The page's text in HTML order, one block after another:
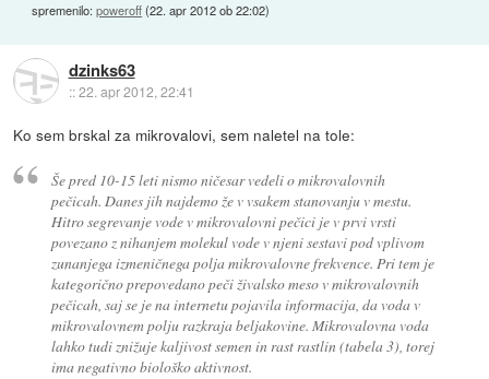
spremenilo:poweroff(22. apr 2012 ob 22:02)
dzinks63
::22. apr 2012, 22:41
Ko sem brskal za mikrovalovi, sem naletel na tole:
Še pred 10-15 leti nismo ničesar vedeli o mikrovalovnih
pečicah. Danes jih najdemo že v vsakem stanovanju v mestu.
Hitro segrevanje vode v mikrovalovni pečici je v prvi vrsti
povezano z nihanjem molekul vode v njeni sestavi pod vplivom
zunanjega izmeničnega polja mikrovalovne frekvence. Pri tem je
kategorično prepovedano peči živalsko meso v mikrovalovnih
pečicah, saj se je na internetu pojavila informacija, da voda v
mikrovalovnem polju razkraja beljakovine. Mikrovalovna voda
lahko tudi znižuje kaljivost semen in rast rastlin (tabela 3), torej
ima negativno biološko aktivnost.